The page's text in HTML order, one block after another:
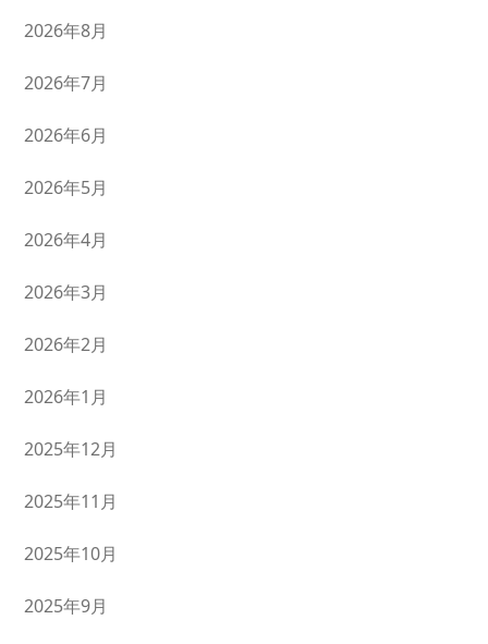
2026年8月
2026年7月
2026年6月
2026年5月
2026年4月
2026年3月
2026年2月
2026年1月
2025年12月
2025年11月
2025年10月
2025年9月